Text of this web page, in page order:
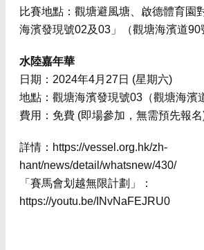
比賽地點：觀塘避風塘、啟德體育園
海濱發現號02及03」（觀塘海濱道90
水陸嘉年華
日期：2024年4月27日 (星期六)
地點：觀塘海濱發現號03（觀塘海濱
費用：免費 (即場參加，無需預先報
詳情：https://vessel.org.hk/zh-
hant/news/detail/whatsnew/430/
「賽馬會划越無限計劃」：
https://youtu.be/INvNaFEJRU0